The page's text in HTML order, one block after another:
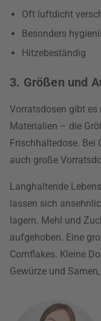
Oft luftdicht
Besonders
Hitzebeständig
3. Größen und
Vorratsdosen gibt
Materialien – die
Frischhaltedose. Bei
auch große
Langhaltende
lassen sich
lagern. Mehl und
aufgehoben. Eine
Cornflakes. Kleine
Gewürze und